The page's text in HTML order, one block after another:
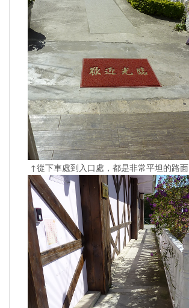
↑從下車處到入口處，都是非常平坦的路面